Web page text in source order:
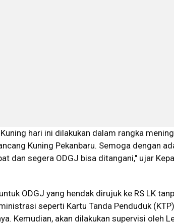
hari ini dilakukan dalam rangka
Kuning Pekanbaru. Semoga dengan
dan segera ODGJ bisa ditangani," ujar
ODGJ yang hendak dirujuk ke RS LK
seperti Kartu Tanda Penduduk
Kemudian, akan dilakukan supervisi oleh